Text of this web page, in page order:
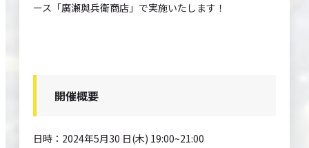
ース「廣瀬與兵衛商店」で実施いたします！
開催概要
日時：2024年5月30 日(木) 19:00~21:00